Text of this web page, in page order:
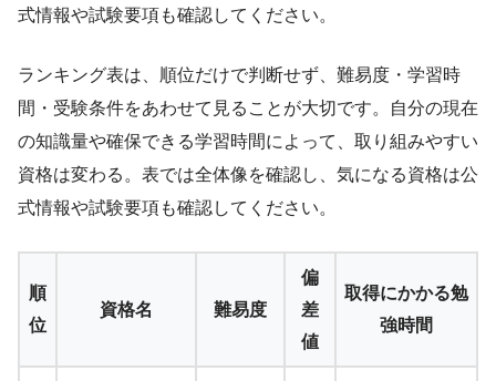
式情報や試験要項も確認してください。
ランキング表は、順位だけで判断せず、難易度・学習時
間・受験条件をあわせて見ることが大切です。自分の現在
の知識量や確保できる学習時間によって、取り組みやすい
資格は変わる。表では全体像を確認し、気になる資格は公
式情報や試験要項も確認してください。
順
位
資格名 難易度
偏
差
値
取得にかかる勉
強時間